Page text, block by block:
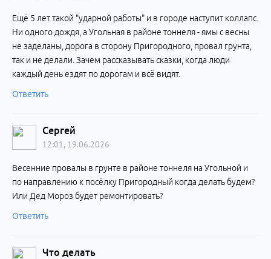
Ещё 5 лет такой "ударной работы" и в городе наступит коллапс.
Ни одного дождя, а Угольная в районе тоннеля - ямы с весны
не заделаны, дорога в сторону Пригородного, провал грунта,
так и не делали. Зачем рассказывать сказки, когда люди
каждый день ездят по дорогам и всё видят.
Ответить
Сергей
12:01, 19.06.2026
Весенние провалы в грунте в районе тоннеля на Угольной и
по направлению к посёлку Пригородный когда делать будем?
Или Дед Мороз будет ремонтировать?
Ответить
Что делать